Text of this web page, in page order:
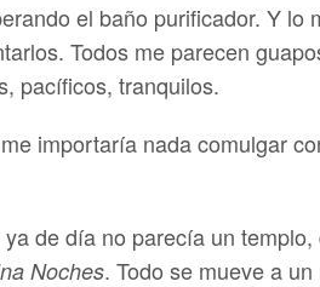
el baño purificador. Y lo
Todos me parecen
pacíficos, tranquilos.
importaría nada comulgar
de día no parecía un
Noches. Todo se mueve a